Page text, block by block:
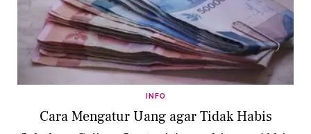
INFO
Cara Mengatur Uang agar Tidak Habis